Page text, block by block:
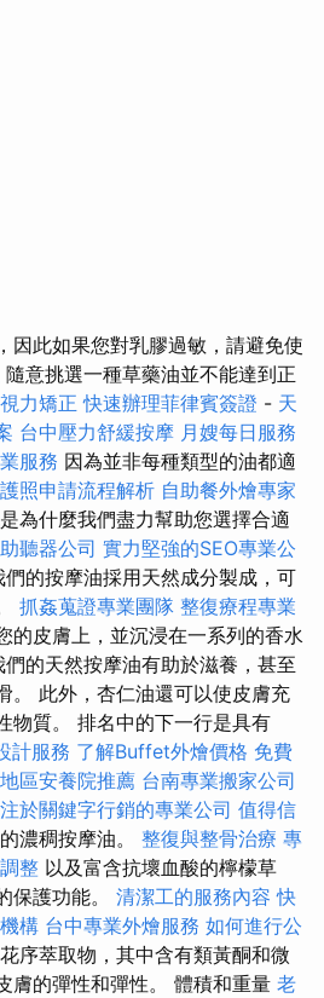
因此如果您對乳膠過敏，請避免使
隨意挑選一種草藥油並不能達到正
力矯正 快速辦理菲律賓簽證 - 天
台中壓力舒緩按摩 月嫂每日服務
服務 因為並非每種類型的油都適
護照申請流程解析 自助餐外燴專家
為什麼我們盡力幫助您選擇合適
聽器公司 實力堅強的SEO專業公
們的按摩油採用天然成分製成，可
抓姦蒐證專業團隊 整復療程專業
的皮膚上，並沉浸在一系列的香水
們的天然按摩油有助於滋養，甚至
。 此外，杏仁油還可以使皮膚充
物質。 排名中的下一行是具有
計服務 了解Buffet外燴價格 免費
區安養院推薦 台南專業搬家公司
於關鍵字行銷的專業公司 值得信
濃稠按摩油。 整復與整骨治療 專
整 以及富含抗壞血酸的檸檬草
保護功能。 清潔工的服務內容 快
構 台中專業外燴服務 如何進行公
序萃取物，其中含有類黃酮和微
膚的彈性和彈性。 體積和重量 老